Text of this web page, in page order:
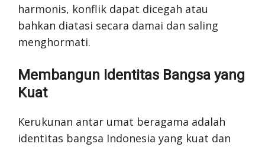
harmonis, konflik dapat dicegah atau
bahkan diatasi secara damai dan saling
menghormati.
Membangun Identitas Bangsa yang
Kuat
Kerukunan antar umat beragama adalah
identitas bangsa Indonesia yang kuat dan